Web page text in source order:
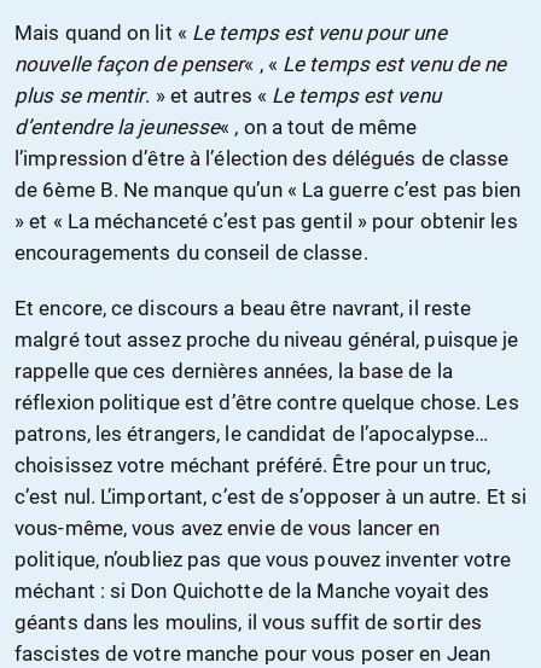
Mais quand on lit « Le temps est venu pour une
nouvelle façon de penser« , « Le temps est venu de ne
plus se mentir. » et autres « Le temps est venu
d’entendre la jeunesse« , on a tout de même
l’impression d’être à l’élection des délégués de classe
de 6ème B. Ne manque qu’un « La guerre c’est pas bien
» et « La méchanceté c’est pas gentil » pour obtenir les
encouragements du conseil de classe.
Et encore, ce discours a beau être navrant, il reste
malgré tout assez proche du niveau général, puisque je
rappelle que ces dernières années, la base de la
réflexion politique est d’être contre quelque chose. Les
patrons, les étrangers, le candidat de l’apocalypse…
choisissez votre méchant préféré. Être pour un truc,
c’est nul. L’important, c’est de s’opposer à un autre. Et si
vous-même, vous avez envie de vous lancer en
politique, n’oubliez pas que vous pouvez inventer votre
méchant : si Don Quichotte de la Manche voyait des
géants dans les moulins, il vous suffit de sortir des
fascistes de votre manche pour vous poser en Jean